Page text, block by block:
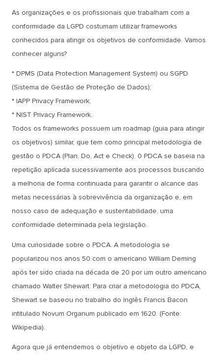
As organizações e os profissionais que trabalham com a
conformidade da LGPD costumam utilizar frameworks
conhecidos para atingir os objetivos de conformidade. Vamos
conhecer alguns?
* DPMS (Data Protection Management System) ou SGPD
(Sistema de Gestão de Proteção de Dados);
* IAPP Privacy Framework;
* NIST Privacy Framework.
Todos os frameworks possuem um roadmap (guia para atingir
os objetivos) similar, que tem como principal metodologia de
gestão o PDCA (Plan, Do, Act e Check). 0 PDCA se baseia na
repetição aplicada sucessivamente aos processos buscando
a melhoria de forma continuada para garantir o alcance das
metas necessárias à sobrevivência da organização e, em
nosso caso de adequação e sustentabilidade, uma
conformidade determinada pela legislação.
Uma curiosidade sobre o PDCA. A metodologia se
popularizou nos anos 50 com o americano William Deming
após ter sido criada na década de 20 por um outro americano
chamado Walter Shewart. Para criar a metodologia do PDCA,
Shewart se baseou no trabalho do inglês Francis Bacon
intitulado Novum Organum publicado em 1620. (Fonte:
Wikipedia).
Agora que já entendemos o objetivo e objeto da LGPD, e